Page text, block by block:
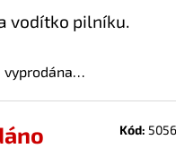
vodítko pilníku.
Kód: